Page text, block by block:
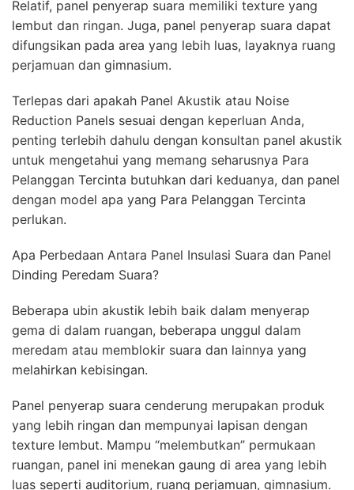
Relatif, panel penyerap suara memiliki texture yang
lembut dan ringan. Juga, panel penyerap suara dapat
difungsikan pada area yang lebih luas, layaknya ruang
perjamuan dan gimnasium.
Terlepas dari apakah Panel Akustik atau Noise
Reduction Panels sesuai dengan keperluan Anda,
penting terlebih dahulu dengan konsultan panel akustik
untuk mengetahui yang memang seharusnya Para
Pelanggan Tercinta butuhkan dari keduanya, dan panel
dengan model apa yang Para Pelanggan Tercinta
perlukan.
Apa Perbedaan Antara Panel Insulasi Suara dan Panel
Dinding Peredam Suara?
Beberapa ubin akustik lebih baik dalam menyerap
gema di dalam ruangan, beberapa unggul dalam
meredam atau memblokir suara dan lainnya yang
melahirkan kebisingan.
Panel penyerap suara cenderung merupakan produk
yang lebih ringan dan mempunyai lapisan dengan
texture lembut. Mampu “melembutkan” permukaan
ruangan, panel ini menekan gaung di area yang lebih
luas seperti auditorium, ruang perjamuan, gimnasium.